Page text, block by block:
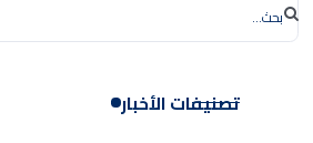
تصنيفات الأخبار